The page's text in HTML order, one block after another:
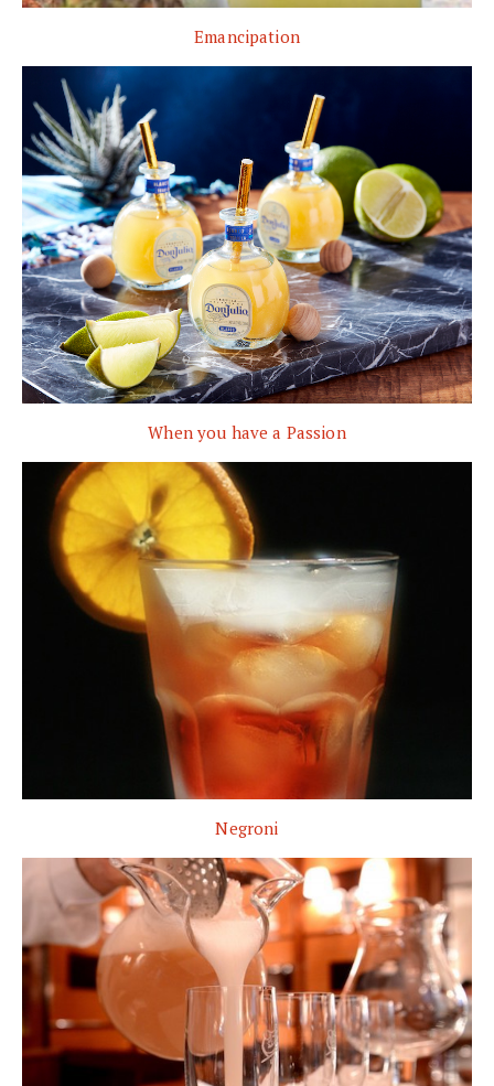
Emancipation
When you have a Passion
Negroni